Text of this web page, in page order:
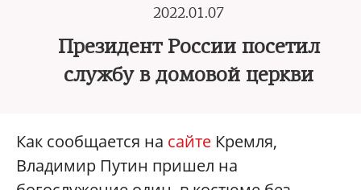
2022.01.07
Президент России посетил
службу в домовой церкви
Как сообщается на сайте Кремля,
Владимир Путин пришел на